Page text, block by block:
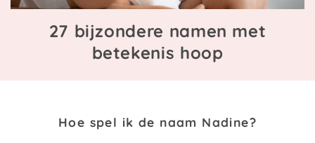
27 bijzondere namen met
betekenis hoop
Hoe spel ik de naam Nadine?